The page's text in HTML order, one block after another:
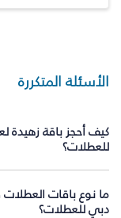
الأسئلة المتكررة
كيف أحجز باقة زهيدة
للعطلات؟
ما نوع باقات
دبي للعطلات؟